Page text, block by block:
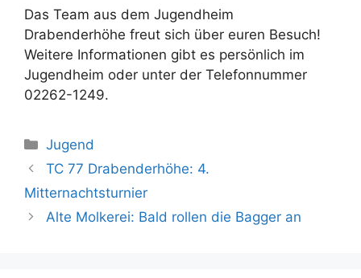
Das Team aus dem Jugendheim
Drabenderhöhe freut sich über euren Besuch!
Weitere Informationen gibt es persönlich im
Jugendheim oder unter der Telefonnummer
02262-1249.
Kategorien
Jugend
TC 77 Drabenderhöhe: 4.
Mitternachtsturnier
Alte Molkerei: Bald rollen die Bagger an